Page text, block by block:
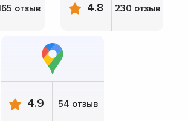
отзыв 4.8 230 отзыв
4.9 54 отзыв